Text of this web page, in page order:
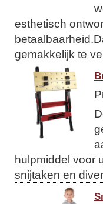
esthetisch
gemakkelijk te
hulpmiddel voor
snijtaken en